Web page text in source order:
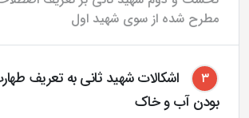
به متن کتاب اختصاص دارد و جلد پنجم
مطرح شده از سوی شهید اول
۳
اشکالات شهید ثانی به تعریف
بودن آب و خاک